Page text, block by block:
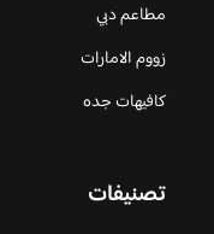
مطاعم دبي
زووم الامارات
كافيهات جده
تصنيفات